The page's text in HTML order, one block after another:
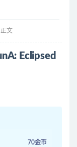
正文
Eclipsed
70金币